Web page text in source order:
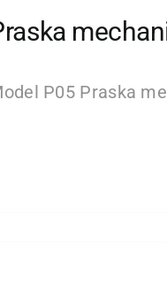
P05 Praska